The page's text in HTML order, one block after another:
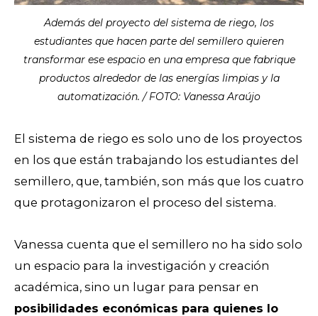
Además del proyecto del sistema de riego, los
estudiantes que hacen parte del semillero quieren
transformar ese espacio en una empresa que fabrique
productos alrededor de las energías limpias y la
automatización. / FOTO: Vanessa Araújo
El sistema de riego es solo uno de los proyectos
en los que están trabajando los estudiantes del
semillero, que, también, son más que los cuatro
que protagonizaron el proceso del sistema.
Vanessa cuenta que el semillero no ha sido solo
un espacio para la investigación y creación
académica, sino un lugar para pensar en
posibilidades económicas para quienes lo